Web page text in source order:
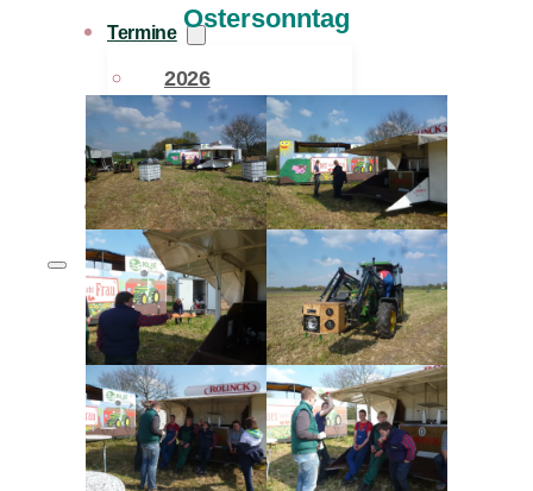
Termine
2026
Archiv
Bildergalerie
Der Verein
Downloads
Ostersonntag